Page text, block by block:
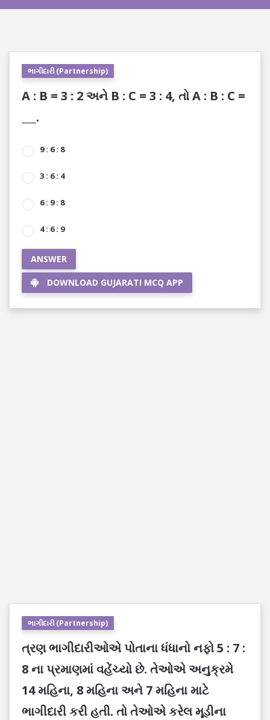
ભાગીદારી (Partnership)
A : B = 3 : 2 અને B : C = 3 : 4, તો A : B : C =
___.
9 : 6 : 8
3 : 6 : 4
6 : 9 : 8
4 : 6 : 9
ANSWER
DOWNLOAD GUJARATI MCQ APP
ભાગીદારી (Partnership)
ત્રણ ભાગીદારીઓએ પોતાના ધંધાનો નફો 5 : 7 :
8 ના પ્રમાણમાં વહેંચ્યો છે. તેઓએ અનુક્રમે
14 મહિના, 8 મહિના અને 7 મહિના માટે
ભાગીદારી કરી હતી. તો તેઓએ કરેલ મૂડીના